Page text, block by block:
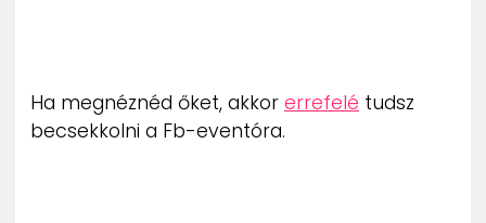
Ha megnéznéd őket, akkor errefelé tudsz
becsekkolni a Fb-eventóra.